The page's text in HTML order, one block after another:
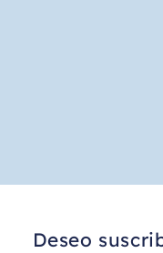
Deseo